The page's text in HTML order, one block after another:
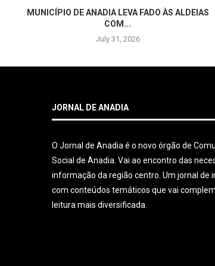
MUNICÍPIO DE ANADIA LEVA FADO ÀS ALDEIAS
COM...
July 31, 2026
JORNAL DE ANADIA
O Jornal de Anadia é o novo órgão de
Social de Anadia. Vai ao encontro das
informação da região centro. Um jornal de
com conteúdos temáticos que vai
leitura mais diversificada.